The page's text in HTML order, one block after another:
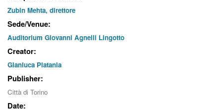
Zubin Mehta, direttore
Sede/Venue:
Auditorium Giovanni Agnelli Lingotto
Creator:
Gianluca Platania
Publisher:
Città di Torino
Date: